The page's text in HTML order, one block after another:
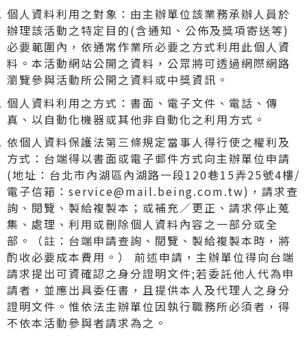
個人資料利用之對象：由主辦單位該業務承辦人員於
辦理該活動之特定目的(含通知、公佈及獎項寄送等)
必要範圍內，依通常作業所必要之方式利用此個人資
料。本活動網站公開之資料，公眾將可透過網際網路
瀏覽參與活動所公開之資料或中獎資訊。
個人資料利用之方式：書面、電子文件、電話、傳
真、以自動化機器或其他非自動化之利用方式。
依個人資料保護法第三條規定當事人得行使之權利及
方式：台端得以書面或電子郵件方式向主辦單位申請
(地址：台北市內湖區內湖路一段120巷15弄25號4樓/
電子信箱：service@mail.being.com.tw)，請求查
詢、閱覽、製給複製本；或補充／更正、請求停止蒐
集、處理、利用或刪除個人資料內容之一部分或全
部。（註：台端申請查詢、閱覽、製給複製本時，將
酌收必要成本費用。） 前述申請，主辦單位得向台端
請求提出可資確認之身分證明文件;若委託他人代為申
請者，並應出具委任書，且提供本人及代理人之身分
證明文件。惟依法主辦單位因執行職務所必須者，得
不依本活動參與者請求為之。